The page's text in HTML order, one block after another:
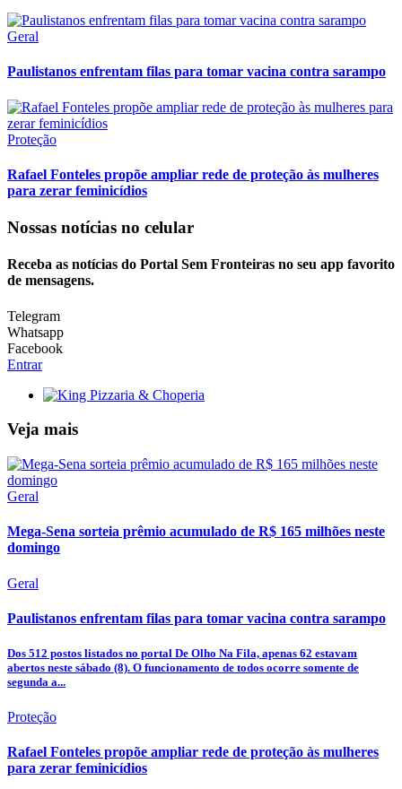
Geral
Paulistanos enfrentam filas para tomar vacina contra sarampo
Proteção
Rafael Fonteles propõe ampliar rede de proteção às mulheres
para zerar feminicídios
Nossas notícias no celular
Receba as notícias do Portal Sem Fronteiras no seu app favorito
de mensagens.
Telegram
Whatsapp
Facebook
Entrar
Veja mais
Geral
Mega-Sena sorteia prêmio acumulado de R$ 165 milhões neste
domingo
Geral
Paulistanos enfrentam filas para tomar vacina contra sarampo
Dos 512 postos listados no portal De Olho Na Fila, apenas 62 estavam
abertos neste sábado (8). O funcionamento de todos ocorre somente de
segunda a...
Proteção
Rafael Fonteles propõe ampliar rede de proteção às mulheres
para zerar feminicídios